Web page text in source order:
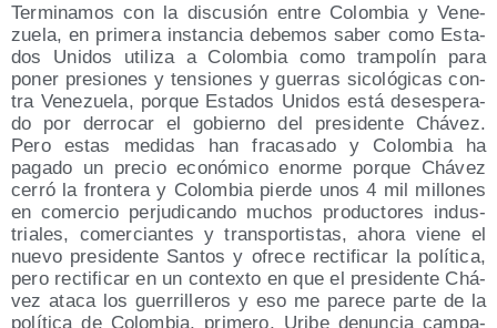
Ter­mi­na­mos con la dis­cu­sión entre Colom­bia y Vene­
zue­la, en pri­me­ra ins­tan­cia debe­mos saber como Esta­
dos Uni­dos uti­li­za a Colom­bia como tram­po­lín para
poner pre­sio­nes y ten­sio­nes y gue­rras sico­ló­gi­cas con­
tra Vene­zue­la, por­que Esta­dos Uni­dos está deses­pe­ra­
do por derro­car el gobierno del pre­si­den­te Chá­vez.
Pero estas medi­das han fra­ca­sa­do y Colom­bia ha
paga­do un pre­cio eco­nó­mi­co enor­me por­que Chá­vez
cerró la fron­te­ra y Colom­bia pier­de unos 4 mil millo­nes
en comer­cio per­ju­di­can­do muchos pro­duc­to­res indus­
tria­les, comer­cian­tes y trans­por­tis­tas, aho­ra vie­ne el
nue­vo pre­si­den­te San­tos y ofre­ce rec­ti­fi­car la polí­ti­ca,
pero rec­ti­fi­car en un con­tex­to en que el pre­si­den­te Chá­
vez ata­ca los gue­rri­lle­ros y eso me pare­ce par­te de la
polí­ti­ca de Colom­bia, pri­me­ro, Uri­be denun­cia cam­pa­